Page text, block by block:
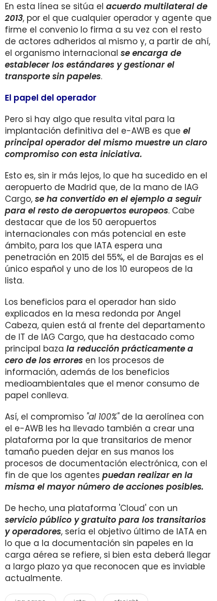
En esta línea se sitúa el acuerdo multilateral de
2013, por el que cualquier operador y agente que
firme el convenio lo firma a su vez con el resto
de actores adheridos al mismo y, a partir de ahí,
el organismo internacional se encarga de
establecer los estándares y gestionar el
transporte sin papeles.
El papel del operador
Pero si hay algo que resulta vital para la
implantación definitiva del e-AWB es que el
principal operador del mismo muestre un claro
compromiso con esta iniciativa.
Esto es, sin ir más lejos, lo que ha sucedido en el
aeropuerto de Madrid que, de la mano de IAG
Cargo, se ha convertido en el ejemplo a seguir
para el resto de aeropuertos europeos. Cabe
destacar que de los 50 aeropuertos
internacionales con más potencial en este
ámbito, para los que IATA espera una
penetración en 2015 del 55%, el de Barajas es el
único español y uno de los 10 europeos de la
lista.
Los beneficios para el operador han sido
explicados en la mesa redonda por Angel
Cabeza, quien está al frente del departamento
de IT de IAG Cargo, que ha destacado como
principal baza la reducción prácticamente a
cero de los errores en los procesos de
información, además de los beneficios
medioambientales que el menor consumo de
papel conlleva.
Así, el compromiso "al 100%"de la aerolínea con
el e-AWB les ha llevado también a crear una
plataforma por la que transitarios de menor
tamaño pueden dejar en sus manos los
procesos de documentación electrónica, con el
fin de que los agentes puedan realizar en la
misma el mayor número de acciones posibles.
De hecho, una plataforma 'Cloud' con un
servicio público y gratuito para los transitarios
y operadores, sería el objetivo último de IATA en
lo que a la documentación sin papeles en la
carga aérea se refiere, si bien esta deberá llegar
a largo plazo ya que reconocen que es inviable
actualmente.